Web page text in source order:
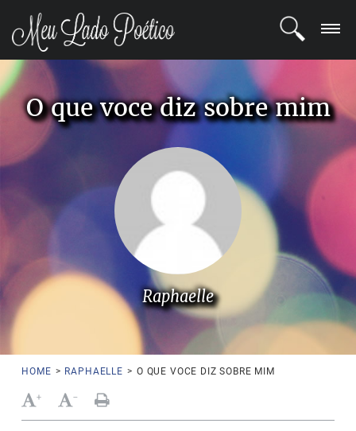
LOGIN
REGISTRO
POETAS
O que voce diz sobre mim
Raphaelle
HOME > RAPHAELLE > O QUE VOCE DIZ SOBRE MIM
+ -